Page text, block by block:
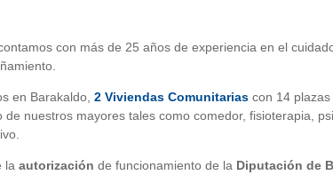
con más de 25 años de experiencia en el
en Barakaldo, 2 Viviendas Comunitarias con 14
de nuestros mayores tales como comedor, fisioterapia,
la autorización de funcionamiento de la Diputación de